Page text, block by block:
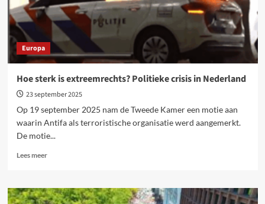
rekening
Europa
Hoe sterk is extreemrechts? Politieke crisis in Nederland
23 september 2025
Op 19 september 2025 nam de Tweede Kamer een motie aan
waarin Antifa als terroristische organisatie werd aangemerkt.
De motie...
Lees meerLees
Hoe
sterk